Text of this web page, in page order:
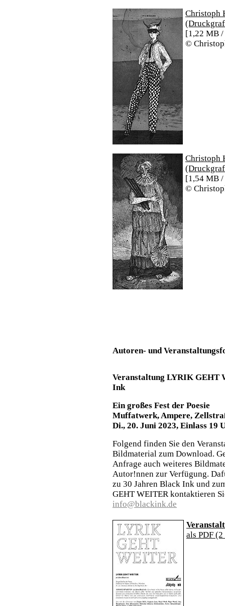
Christoph
[1,22 MB
©
Christoph
[1,54 MB
©
Autoren- und
Veranstaltung LYRIK GEHT
Ink
Ein großes Fest der Poesie
Muffatwerk, Ampere,
Di., 20. Juni 2023, Einlass 19
Folgend finden Sie den
Bildmaterial zum Download.
Anfrage auch weiteres
Autor!nnen zur Verfügung.
zu 30 Jahren Black Ink und
GEHT WEITER kontaktieren
info@blackink.de
als PDF